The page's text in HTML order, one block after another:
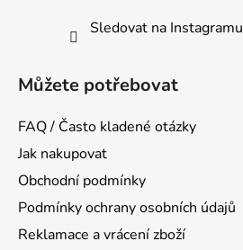
Sledovat na Instagramu
Můžete potřebovat
FAQ / Často kladené otázky
Jak nakupovat
Obchodní podmínky
Podmínky ochrany osobních údajů
Reklamace a vrácení zboží